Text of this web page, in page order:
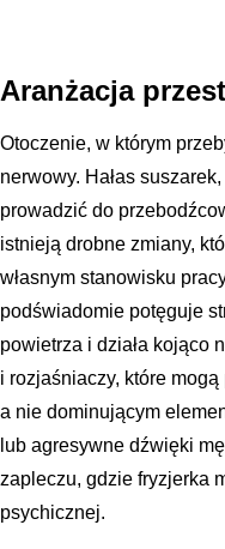
Aranżacja
Otoczenie, w którym
nerwowy. Hałas
prowadzić do
istnieją drobne zmiany,
własnym stanowisku
podświadomie potęguje
powietrza i działa kojąco
i rozjaśniaczy, które
a nie dominującym
lub agresywne dźwięki
zapleczu, gdzie fryzjerka
psychicznej.